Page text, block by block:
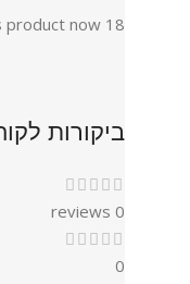
18
now!
ביקורות
0 reviews
0